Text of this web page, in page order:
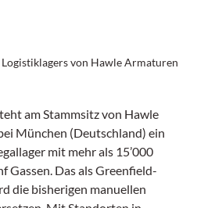
von Hawle Armaturen
am Stammsitz von Hawle
München (Deutschland) ein
mit mehr als 15’000
Gassen. Das als Greenfield-
die bisherigen manuellen